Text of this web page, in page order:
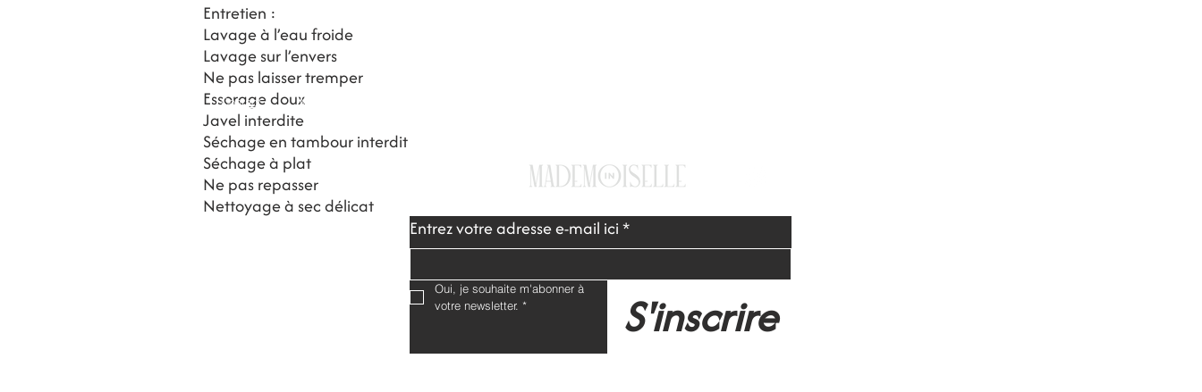
Entretien :
Lavage à l’eau froide
Lavage sur l’envers
Ne pas laisser tremper
Essorage doux
Javel interdite
Séchage en tambour interdit
Séchage à plat
Ne pas repasser
Nettoyage à sec délicat
Contact Magasins
Entrez votre adresse e-mail ici*
Oui, je souhaite m'abonner à
votre newsletter. * S'inscrire